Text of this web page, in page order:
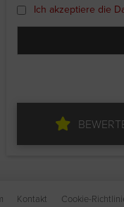
Ich akzeptiere die
Kontakt Cookie-